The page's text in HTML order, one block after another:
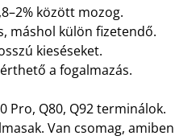
között mozog.
máshol külön fizetendő.
kieséseket.
a fogalmazás.
Pro, Q80, Q92 terminálok.
Van csomag, amiben